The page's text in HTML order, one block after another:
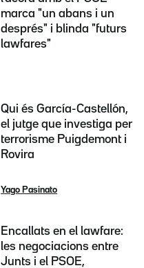
marca "un abans i un
després" i blinda "futurs
lawfares"
Qui és García-Castellón,
el jutge que investiga per
terrorisme Puigdemont i
Rovira
Yago Pasinato
Encallats en el lawfare:
les negociacions entre
Junts i el PSOE,